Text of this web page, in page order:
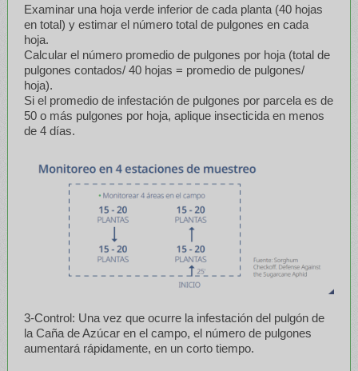
Examinar una hoja verde inferior de cada planta (40 hojas
en total) y estimar el número total de pulgones en cada
hoja.
Calcular el número promedio de pulgones por hoja (total de
pulgones contados/ 40 hojas = promedio de pulgones/
hoja).
Si el promedio de infestación de pulgones por parcela es de
50 o más pulgones por hoja, aplique insecticida en menos
de 4 días.
3-Control: Una vez que ocurre la infestación del pulgón de
la Caña de Azúcar en el campo, el número de pulgones
aumentará rápidamente, en un corto tiempo.